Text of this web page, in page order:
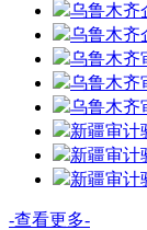
乌鲁木齐
乌鲁木齐
乌鲁木齐
乌鲁木齐
乌鲁木齐
新疆审计
新疆审计
新疆审计
-查看更多-